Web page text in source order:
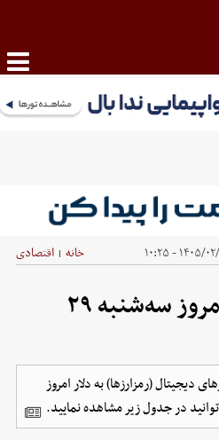
۲۹ - ۱۰:۲۵ خانه | اقتصادی
قیمت بیت کوین امروز سه‌شنبه ۲۹
دیجیتال (رمزارزها) به دلار امروز